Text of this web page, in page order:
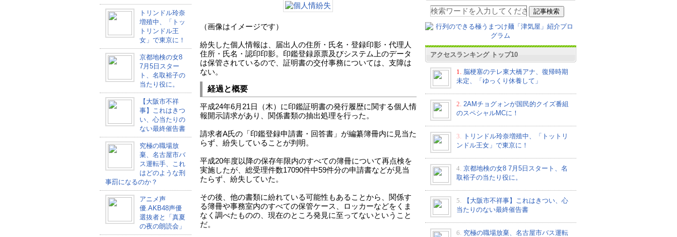
トリンドル玲奈
増殖中、「トッ
トリンドル王
女」で東京に！
京都地検の女8
7月5日スター
ト、名取裕子の
当たり役に。
【大阪市不祥
事】これはきつ
い、心当たりの
ない最終催告書
究極の職場放
棄、名古屋市バ
ス運転手、これ
はどのような刑
事罰になるのか？
アニメ声
優.AKB48声優
選抜者と「真夏
の夜の朗読会」
（画像はイメージです）
紛失した個人情報は、届出人の住所・氏名・登録印影・代理人
住所・氏名・認印印影。印鑑登録原票及びシステム上のデータ
は保管されているので、証明書の交付事務については、支障は
ない。
経過と概要
平成24年6月21日（木）に印鑑証明書の発行履歴に関する個人情
報開示請求があり、関係書類の抽出処理を行った。
請求者A氏の「印鑑登録申請書・回答書」が編纂簿冊内に見当た
らず、紛失していることが判明。
平成20年度以降の保存年限内のすべての簿冊について再点検を
実施したが、総受理件数17090件中59件分の申請書などが見当
たらず、紛失していた。
その後、他の書類に紛れている可能性もあることから、関係す
る簿冊や事務室内のすべての保管ケース、ロッカーなどをくま
なく調べたものの、現在のところ発見に至ってないということ
だ。
アクセスランキング トップ10
1.
脳梗塞のテレ東大橋アナ、復帰時期
未定、「ゆっくり休養して」
2. 2AMチョグォンが国民的クイズ番組
のスペシャルMCに！
3.
トリンドル玲奈増殖中、「トットリ
ンドル王女」で東京に！
4. 京都地検の女8 7月5日スタート、名
取裕子の当たり役に。
5.
【大阪市不祥事】これはきつい、心
当たりのない最終催告書
6. 究極の職場放棄、名古屋市バス運転